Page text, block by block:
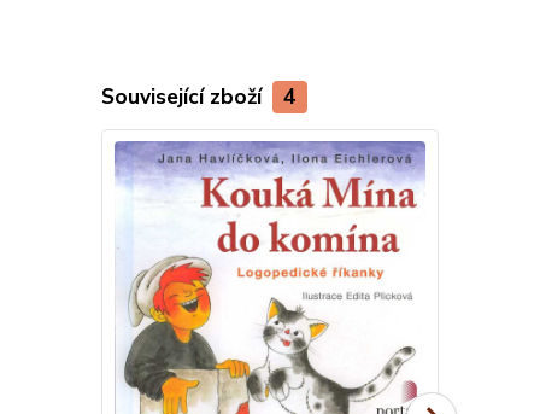
Související zboží 4